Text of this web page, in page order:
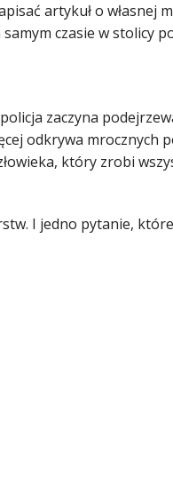
artykuł o własnej
czasie w stolicy
zaczyna
odkrywa mrocznych
który zrobi
I jedno pytanie,